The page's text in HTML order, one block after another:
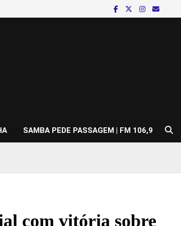
SAMBA PEDE PASSAGEM | FM 106,9
com vitória sobre